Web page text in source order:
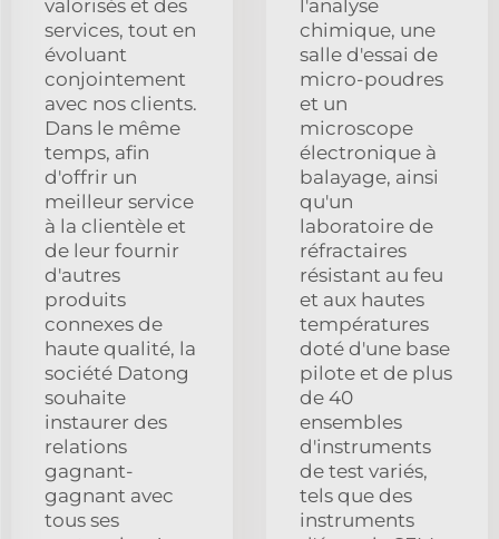
valorisés et des
services, tout en
évoluant
conjointement
avec nos clients.
Dans le même
temps, afin
d'offrir un
meilleur service
à la clientèle et
de leur fournir
d'autres
produits
connexes de
haute qualité, la
société Datong
souhaite
instaurer des
relations
gagnant-
gagnant avec
tous ses
l'analyse
chimique, une
salle d'essai de
micro-poudres
et un
microscope
électronique à
balayage, ainsi
qu'un
laboratoire de
réfractaires
résistant au feu
et aux hautes
températures
doté d'une base
pilote et de plus
de 40
ensembles
d'instruments
de test variés,
tels que des
instruments